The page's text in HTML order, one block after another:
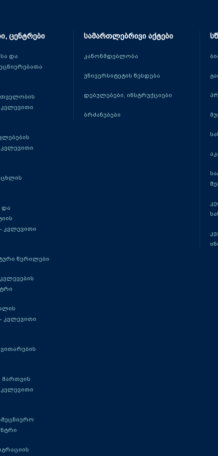
ცენტრები
და
და
კვლევითი
წერილები
კვლევითი
მართვის
სამართლებრივი აქტები
კანონმდებლობა
უნივერსიტეტის წესდება
დებულებები, ინსტრუქციები
ბრძანებები